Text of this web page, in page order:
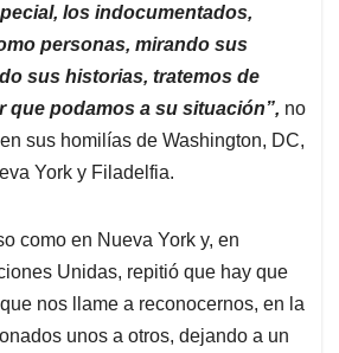
los indocumentados,
personas, mirando sus
sus historias, tratemos de
que podamos a su situación”, no
sus homilías de Washington, DC,
York y Filadelfia.
como en Nueva York y, en
Unidas, repitió que hay que
nos llame a reconocernos, en la
unos a otros, dejando a un